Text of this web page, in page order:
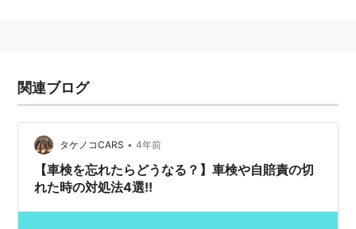
関連ブログ
タケノコCARS • 4年前
【車検を忘れたらどうなる？】車検や自賠責の切
れた時の対処法4選!!